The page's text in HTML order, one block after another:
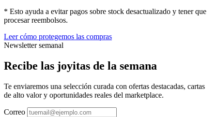
* Esto ayuda a evitar pagos sobre stock desactualizado y tener que
procesar reembolsos.
Leer cómo protegemos las compras
Newsletter semanal
Recibe las joyitas de la semana
Te enviaremos una selección curada con ofertas destacadas, cartas
de alto valor y oportunidades reales del marketplace.
Correo